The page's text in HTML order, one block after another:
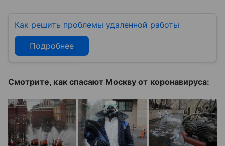
Как решить проблемы удаленной работы
Подробнее
Смотрите, как спасают Москву от коронавируса: